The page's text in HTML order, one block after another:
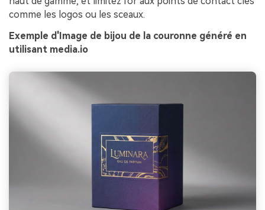
comme les logos ou les sceaux.
Exemple d'Image de bijou de la couronne généré en
utilisant media.io